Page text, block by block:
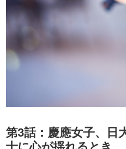
第3話：慶應女子、日
士に心が揺れるとき